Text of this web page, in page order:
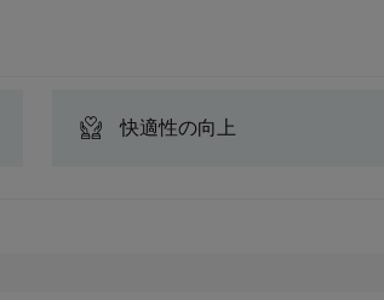
快適性の向上